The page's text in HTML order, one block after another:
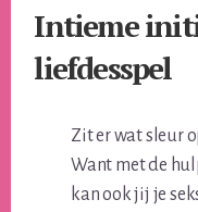
Intieme
liefdesspel
Zit er wat sleur
Want met de
kan ook jij je